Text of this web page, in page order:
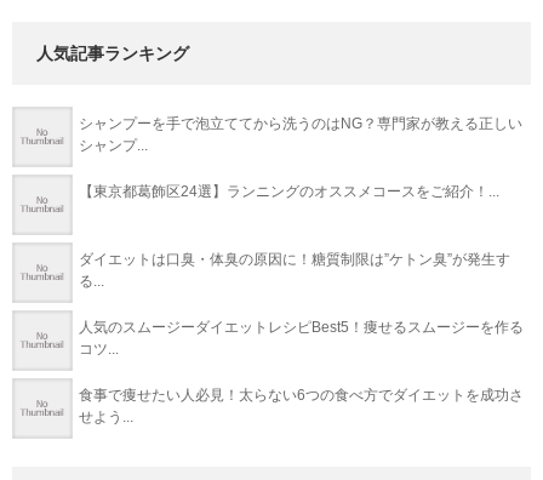
人気記事ランキング
シャンプーを手で泡立ててから洗うのはNG？専門家が教える正しい
シャンプ...
【東京都葛飾区24選】ランニングのオススメコースをご紹介！...
ダイエットは口臭・体臭の原因に！糖質制限は”ケトン臭”が発生す
る...
人気のスムージーダイエットレシピBest5！痩せるスムージーを作る
コツ...
食事で痩せたい人必見！太らない6つの食べ方でダイエットを成功さ
せよう...